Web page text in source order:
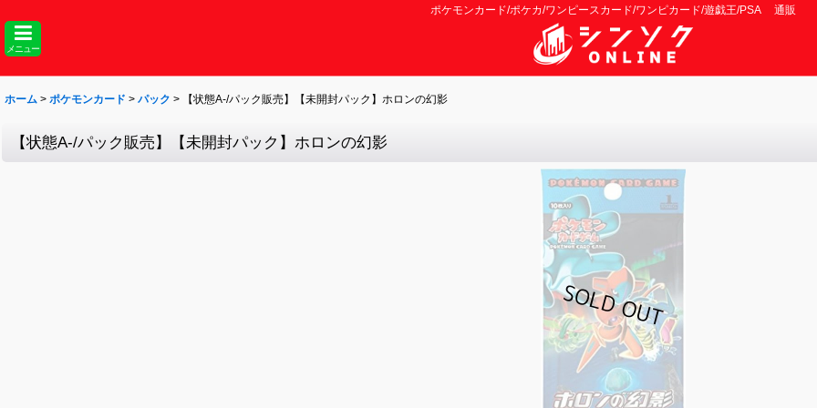
ポケモンカード/ポケカ/ワンピースカード/ワンピカード/遊戯王/PSA 通販
メニュー
ホーム > ポケモンカード > パック > 【状態A-/パック販売】【未開封パック】ホロンの幻影
【状態A-/パック販売】【未開封パック】ホロンの幻影